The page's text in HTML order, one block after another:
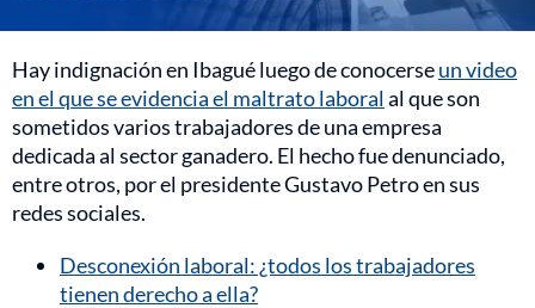
Hay indignación en Ibagué luego de conocerseun video
en el que se evidencia el maltrato laboralal que son
sometidos varios trabajadores de una empresa
dedicada al sector ganadero. El hecho fue denunciado,
entre otros, por el presidente Gustavo Petro en sus
redes sociales.
Desconexión laboral: ¿todos los trabajadores
tienen derecho a ella?